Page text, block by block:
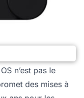
n’est pas le
des mises à